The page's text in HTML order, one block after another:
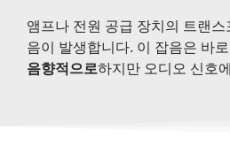
앰프나 전원 공급 장치의 트랜
음이 발생합니다. 이 잡음은 바
음향적으로하지만 오디오 신호